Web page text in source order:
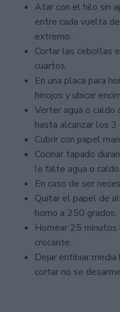
Atar con el hilo sin
entre cada vuelta
extremo.
Cortar las cebollas
cuartos.
En una placa para
hinojos y ubicar
Verter agua o
hasta alcanzar los
Cubrir con papel
Cocinar tapado
le falte agua o caldo.
En caso de ser
Quitar el papel de
horno a 250 grados.
Hornear 25
crocante.
Dejar entibiar media
cortar no se